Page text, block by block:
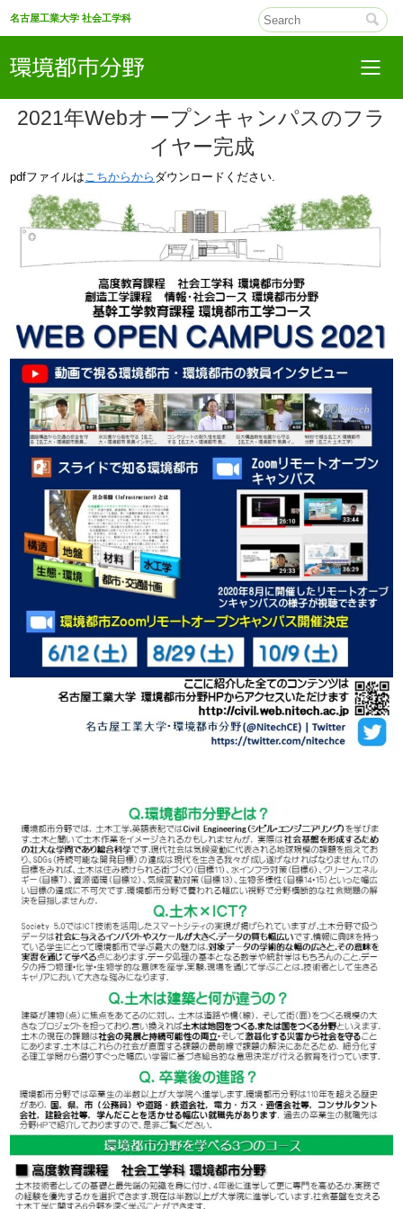
名古屋工業大学 社会工学科
2021年Webオープンキャンパスのフラ
イヤー完成
pdfファイルはこちからから ダウンロードください.